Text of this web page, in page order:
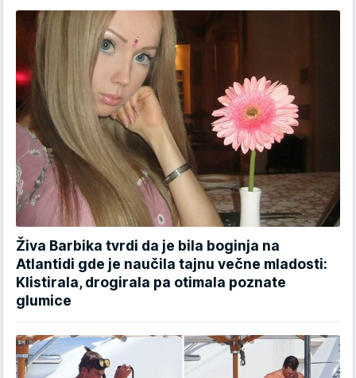
Živa Barbika tvrdi da je bila boginja na
Atlantidi gde je naučila tajnu večne mladosti:
Klistirala, drogirala pa otimala poznate
glumice